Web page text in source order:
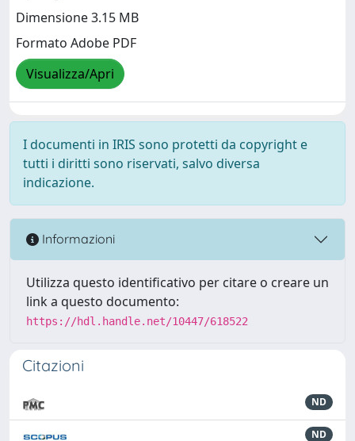
Dimensione 3.15 MB
Formato Adobe PDF
Visualizza/Apri
I documenti in IRIS sono protetti da copyright e
tutti i diritti sono riservati, salvo diversa
indicazione.
Informazioni
Utilizza questo identificativo per citare o creare un
link a questo documento:
https://hdl.handle.net/10447/618522
Citazioni
ND
ND